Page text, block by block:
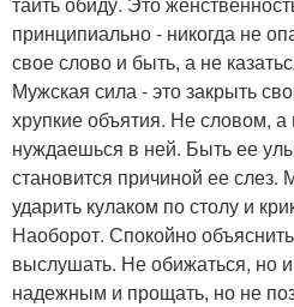
принципиально - никогда не
свое слово и быть, а не
Мужская сила - это закрыть
хрупкие объятия. Не словом, а
нуждаешься в ней. Быть ее
становится причиной ее слез.
ударить кулаком по столу и
Наоборот. Спокойно
выслушать. Не обижаться, но
надежным и прощать, но не